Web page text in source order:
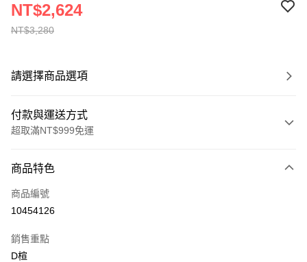
NT$3,280
NT$2,624
請選擇商品選項
付款與運送方式
超取滿NT$999免運
信用卡一次付款
超商取貨付款
Apple Pay
商品特色
商品編號
10454126
銷售重點
D楦